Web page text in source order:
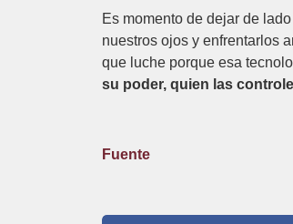
Es momento de dejar de
nuestros ojos y enfrentarlos
que luche porque esa
su poder, quien las
Fuente